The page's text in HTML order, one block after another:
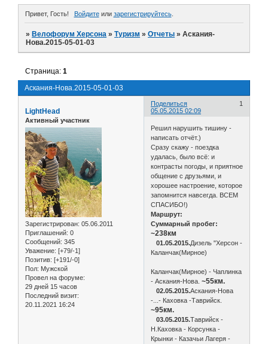
Привет, Гость! Войдитеили зарегистрируйтесь.
»Велофорум Херсона »Туризм »Отчеты »Аскания-
Нова.2015-05-01-03
Аскания-Нова.2015-05-01-03
Страница:1
Поделиться
1
05.05.2015 02:09
LightHead
Активный участник
Зарегистрирован: 05.06.2011
Приглашений: 0
Сообщений: 345
Уважение: [+79/-1]
Позитив: [+191/-0]
Пол: Мужской
Провел на форуме:
29 дней 15 часов
Последний визит:
20.11.2021 16:24
Решил нарушить тишину -
написать отчёт.)
Сразу скажу - поездка
удалась, было всё: и
контрасты погоды, и приятное
общение с друзьями, и
хорошее настроение, которое
запомнится навсегда. ВСЕМ
СПАСИБО!)
Маршрут:
Суммарный пробег:
~238км
01.05.2015.Дизель "Херсон -
Каланчак(Мирное)
Каланчак(Мирное) - Чаплинка
- Аскания-Нова.~55км.
02.05.2015.Аскания-Нова
-...- Каховка -Таврийск.
~95км.
03.05.2015.Таврийск -
Н.Каховка - Корсунка -
Крынки - Казачьи Лагеря -